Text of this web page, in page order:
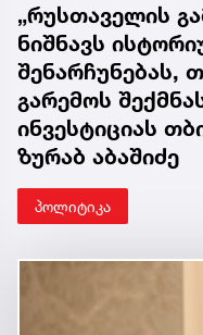
„რუსთაველის
ნიშნავს
შენარჩუნებას,
გარემოს
ინვესტიციას
ზურაბ აბაშიძე
პოლიტიკა